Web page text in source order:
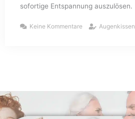
sofortige Entspannung auszulösen.
Keine Kommentare Augenkissen